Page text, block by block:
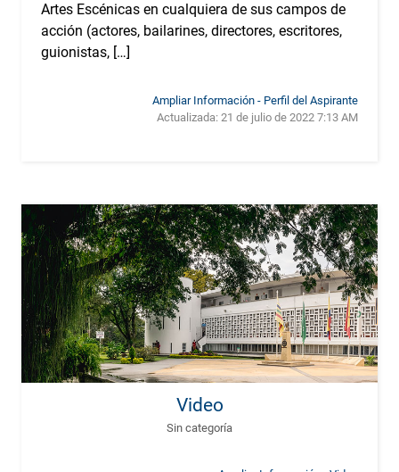
Artes Escénicas en cualquiera de sus campos de
acción (actores, bailarines, directores, escritores,
guionistas, […]
Ampliar Información - Perfil del Aspirante
Actualizada: 21 de julio de 2022 7:13 AM
Video
Sin categoría